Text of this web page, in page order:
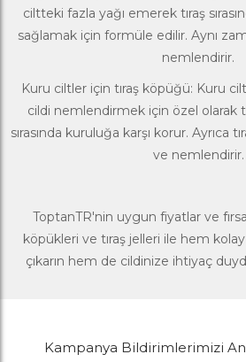
ciltteki fazla yağı emerek tıraş
sağlamak için formüle edilir. Aynı
nemlendirir.
Kuru ciltler için tıraş köpüğü: Kuru
cildi nemlendirmek için özel olarak
sırasında kuruluğa karşı korur. Ayrıca
ve nemlendirir.
ToptanTR'nin uygun fiyatlar ve
köpükleri ve tıraş jelleri ile hem kolay
çıkarın hem de cildinize ihtiyaç
Kampanya Bildirimlerimizi